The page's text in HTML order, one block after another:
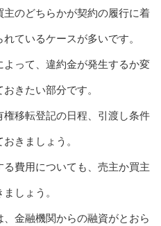
のどちらかが契約の履行に着
ているケースが多いです。
って、違約金が発生するか変
きたい部分です。
移転登記の日程、引渡し条件
きましょう。
費用についても、売主か買主
しょう。
金融機関からの融資がとおら